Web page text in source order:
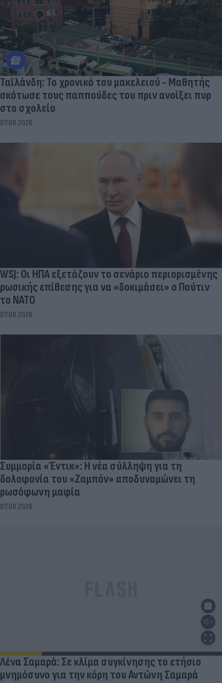
Ταϊλάνδη: Το χρονικό του μακελειού - Μαθητής
σκότωσε τους παππούδες του πριν ανοίξει πυρ
στο σχολείο
07.08.2026
WSJ: Οι ΗΠΑ εξετάζουν το σενάριο περιορισμένης
ρωσικής επίθεσης για να «δοκιμάσει» ο Πούτιν
το ΝΑΤΟ
07.08.2026
Συμμορία «Έντικ»: Η νέα σύλληψη για τη
δολοφονία του «Ζαμπόν» αποδυναμώνει τη
ρωσόφωνη μαφία
07.08.2026
Λένα Σαμαρά: Σε κλίμα συγκίνησης το ετήσιο
μνημόσυνο για την κόρη του Αντώνη Σαμαρά